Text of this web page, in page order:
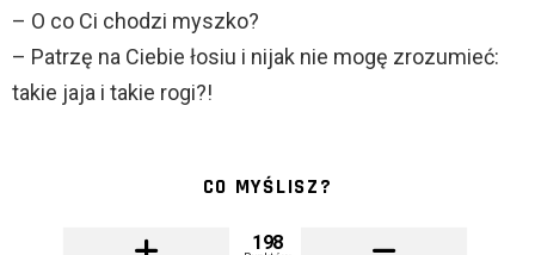
– O co Ci chodzi myszko?
– Patrzę na Ciebie łosiu i nijak nie mogę zrozumieć:
takie jaja i takie rogi?!
CO MYŚLISZ?
198